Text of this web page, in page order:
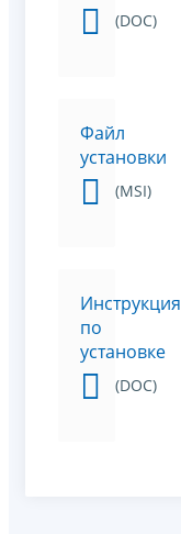
(DOC)
Файл
установки
(MSI)
Инструкция
по
установке
(DOC)